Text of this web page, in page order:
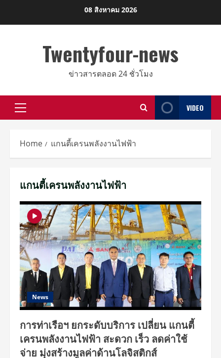
08 สิงหาคม 2026
Twentyfour-news
ข่าวสารตลอด 24 ชั่วโมง
Primary
VIDEO
Home แกนตี้เครนพลังงานไฟฟ้า
แกนตี้เครนพลังงานไฟฟ้า
News
การท่าเรือฯ ยกระดับบริการ เปลี่ยน แกนตี้
เครนพลังงานไฟฟ้า สะดวก เร็ว ลดค่าใช้
จ่าย มุ่งสร้างมูลค่าด้านโลจิสติกส์